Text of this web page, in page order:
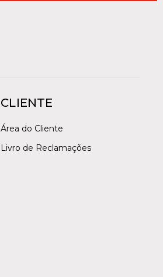
CLIENTE
Área do Cliente
Livro de Reclamações